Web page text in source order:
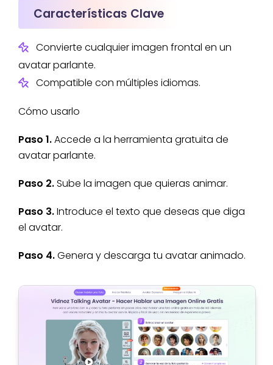
Características Clave
Convierte cualquier imagen frontal en un
avatar parlante.
Compatible con múltiples idiomas.
Cómo usarlo
Paso 1.Accede a la herramienta gratuita de
avatar parlante.
Paso 2.Sube la imagen que quieras animar.
Paso 3.Introduce el texto que deseas que diga
el avatar.
Paso 4.Genera y descarga tu avatar animado.